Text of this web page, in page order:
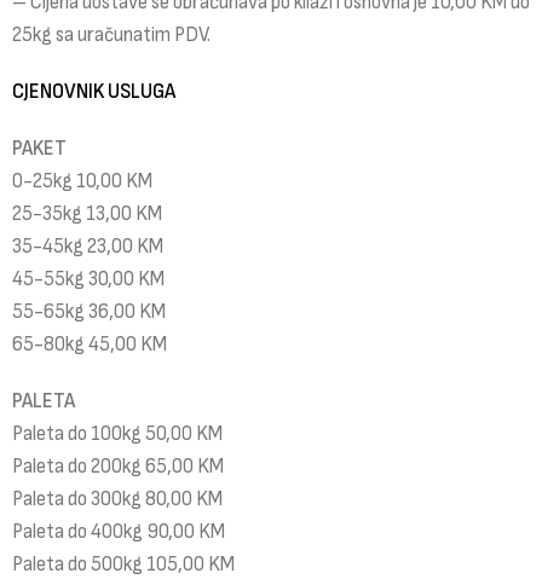
25kg sa uračunatim PDV.
CJENOVNIK USLUGA
PAKET
0-25kg 10,00 KM
25-35kg 13,00 KM
35-45kg 23,00 KM
45-55kg 30,00 KM
55-65kg 36,00 KM
65-80kg 45,00 KM
PALETA
Paleta do 100kg 50,00 KM
Paleta do 200kg 65,00 KM
Paleta do 300kg 80,00 KM
Paleta do 400kg 90,00 KM
Paleta do 500kg 105,00 KM